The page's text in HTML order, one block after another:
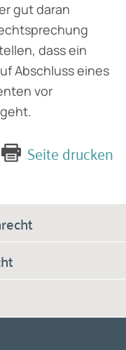
gut daran
dass ein
Abschluss eines
vor
Seite drucken